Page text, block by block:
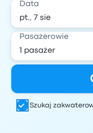
Data
Pasażerowie
Szukaj